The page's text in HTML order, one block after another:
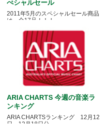
ぺシャルセール
2011年5月のスペシャルセール商品
は、全17品！！！
ARIA CHARTS 今週の音楽ラ
ンキング
ARIA CHARTSランキング 12月12